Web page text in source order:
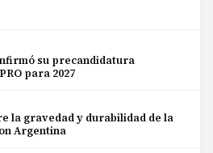
su precandidatura
para 2027
la gravedad y durabilidad de la
Argentina